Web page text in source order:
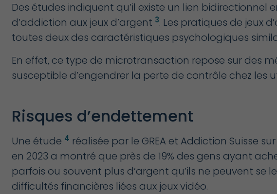
Des études indiquent qu’il existe un lien bidirectionnel
d’addiction aux jeux d’argent 3. Les pratiques de jeux
toutes deux des caractéristiques psychologiques
En effet, ce type de microtransaction repose sur des
susceptible d’engendrer la perte de contrôle chez les
Risques d’endettement
Une étude 4 réalisée par le GREA et Addiction Suisse
en 2023 a montré que près de 19% des gens ayant
parfois ou souvent plus d’argent qu’ils ne peuvent se
difficultés financières liées aux jeux vidéo.